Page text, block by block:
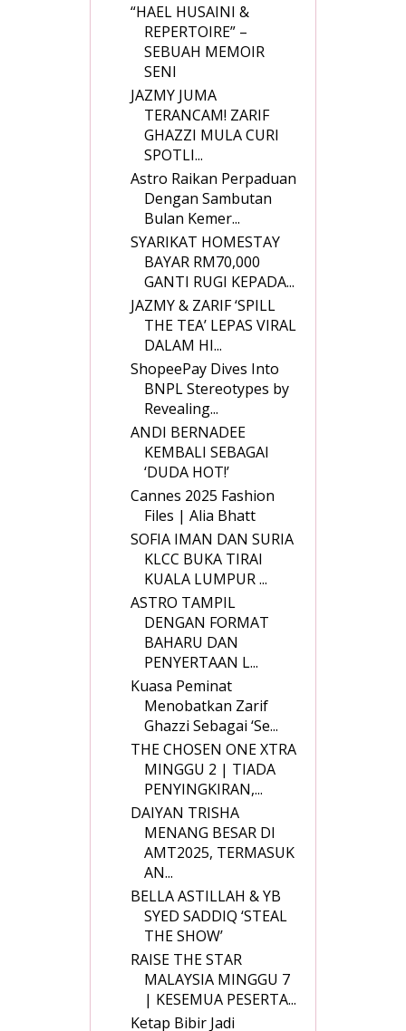
“HAEL HUSAINI &
REPERTOIRE” –
SEBUAH MEMOIR
SENI
JAZMY JUMA
TERANCAM! ZARIF
GHAZZI MULA CURI
SPOTLI...
Astro Raikan Perpaduan
Dengan Sambutan
Bulan Kemer...
SYARIKAT HOMESTAY
BAYAR RM70,000
GANTI RUGI KEPADA...
JAZMY & ZARIF ‘SPILL
THE TEA’ LEPAS VIRAL
DALAM HI...
ShopeePay Dives Into
BNPL Stereotypes by
Revealing...
ANDI BERNADEE
KEMBALI SEBAGAI
‘DUDA HOT!’
Cannes 2025 Fashion
Files | Alia Bhatt
SOFIA IMAN DAN SURIA
KLCC BUKA TIRAI
KUALA LUMPUR ...
ASTRO TAMPIL
DENGAN FORMAT
BAHARU DAN
PENYERTAAN L...
Kuasa Peminat
Menobatkan Zarif
Ghazzi Sebagai ‘Se...
THE CHOSEN ONE XTRA
MINGGU 2 | TIADA
PENYINGKIRAN,...
DAIYAN TRISHA
MENANG BESAR DI
AMT2025, TERMASUK
AN...
BELLA ASTILLAH & YB
SYED SADDIQ ‘STEAL
THE SHOW’
RAISE THE STAR
MALAYSIA MINGGU 7
| KESEMUA PESERTA...
Ketap Bibir Jadi